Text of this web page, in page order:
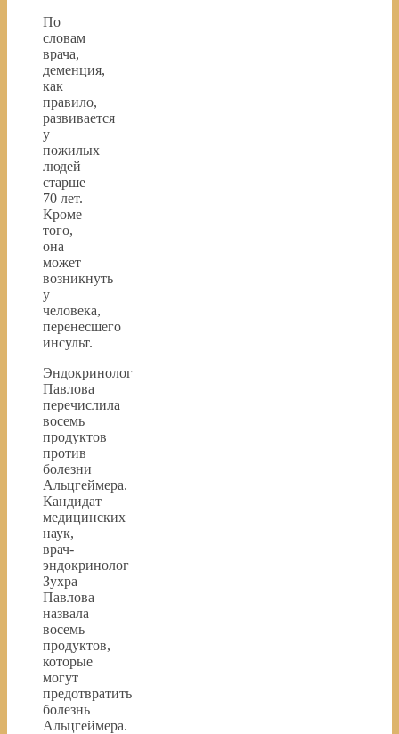
По
словам
врача,
деменция,
как
правило,
развивается
у
пожилых
людей
старше
70 лет.
Кроме
того,
она
может
возникнуть
у
человека,
перенесшего
инсульт.
Эндокринолог
Павлова
перечислила
восемь
продуктов
против
болезни
Альцгеймера.
Кандидат
медицинских
наук,
врач-
эндокринолог
Зухра
Павлова
назвала
восемь
продуктов,
которые
могут
предотвратить
болезнь
Альцгеймера.